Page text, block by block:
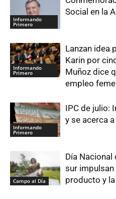
Informando
Primero
Social en la
Informando
Primero
Lanzan idea
Karin por
Muñoz dice
empleo
Informando
Primero
IPC de julio:
y se acerca
Campo al Día
Día
sur
producto y